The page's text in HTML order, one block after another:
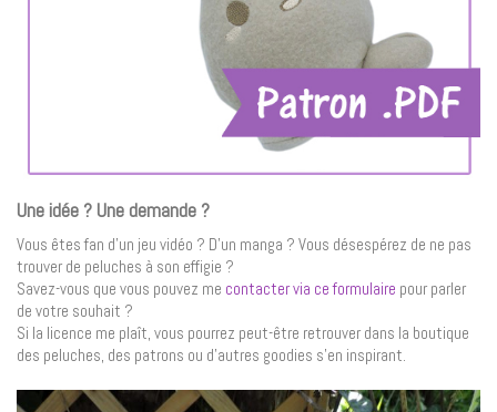
Une idée ? Une demande ?
Vous êtes fan d’un jeu vidéo ? D’un manga ? Vous désespérez de ne pas
trouver de peluches à son effigie ?
Savez-vous que vous pouvez me contacter via ce formulaire pour parler
de votre souhait ?
Si la licence me plaît, vous pourrez peut-être retrouver dans la boutique
des peluches, des patrons ou d’autres goodies s’en inspirant.